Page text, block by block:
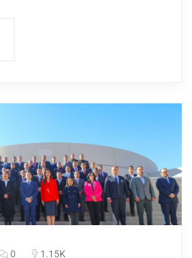
0 1.15K